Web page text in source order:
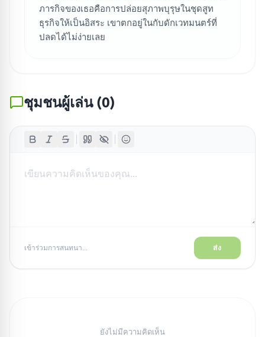
ภารกิจของเธอคือการปล่อยสุภาพบุรุษในชุดสูท
ธุรกิจให้เป็นอิสระ เขาตกอยู่ในกับดักเวทมนตร์ที่
ปลดได้ไม่ง่ายเลย
ชุมชนผู้เล่น(0)
เข้าร่วมการสนทนา... ส่ง
ยังไม่มีความคิดเห็น